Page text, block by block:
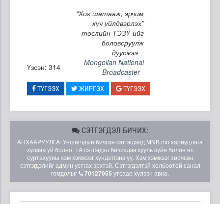
“Хог шатааж, эрчим
хүч үйлдвэрлэх”
төслийн ТЭЗҮ-ийг
боловсруулж
дуусжээ
Үзсэн: 314
Mongolian National
Broadcaster
ТҮГЭЭХ ЖИРГЭХ ТҮГЭЭХ
СЭТГЭГДЭЛ БИЧИХ:
АНХААРУУЛГА: Уншигчдын бичсэн сэтгэгдэлд MNB.mn хариуцлага
хүлээхгүй болно. ТА сэтгэгдэл бичихдээ хууль зүйн болон ёс
суртахууны хэм хэмжээг хүндэтгэнэ үү. Хэм хэмжээг зөрчсөн
сэтгэгдэлийг админ устгах эрхтэй. Сэтгэгдэлтэй холбоотой санал
гомдолыг
70127055 утсаар хүлээн авна.